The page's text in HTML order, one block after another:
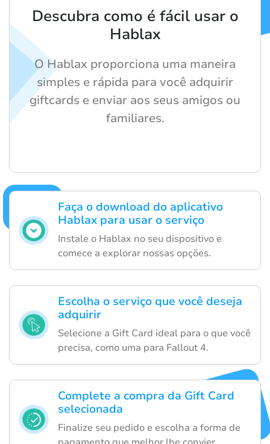
Faça o download do aplicativo
Hablax para usar o serviço
Instale o Hablax no seu dispositivo e
comece a explorar nossas opções.
Escolha o serviço que você deseja
adquirir
Selecione a Gift Card ideal para o que você
precisa, como uma para Fallout 4.
Complete a compra da Gift Card
selecionada
Finalize seu pedido e escolha a forma de
Descubra como é fácil usar o
Hablax
O Hablax proporciona uma maneira
simples e rápida para você adquirir
giftcards e enviar aos seus amigos ou
familiares.